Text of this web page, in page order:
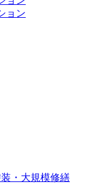
・大規模修繕